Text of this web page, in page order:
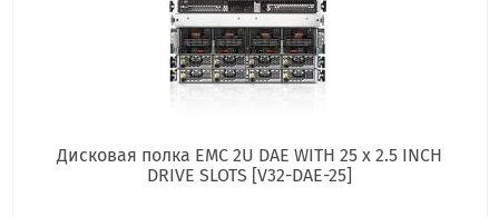
Дисковая полка EMC 2U DAE WITH 25 x 2.5 INCH
DRIVE SLOTS [V32-DAE-25]